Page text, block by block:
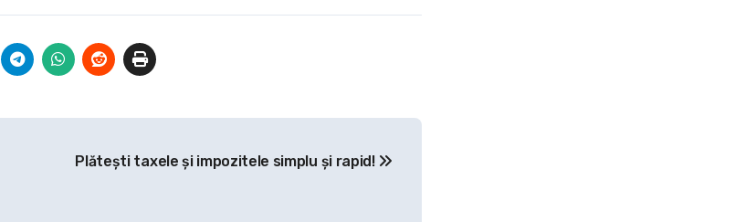
Plăteşti taxele şi impozitele simplu şi rapid!